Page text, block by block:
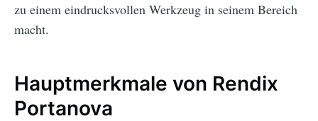
zu einem eindrucksvollen Werkzeug in seinem Bereich
macht.
Hauptmerkmale von Rendix
Portanova